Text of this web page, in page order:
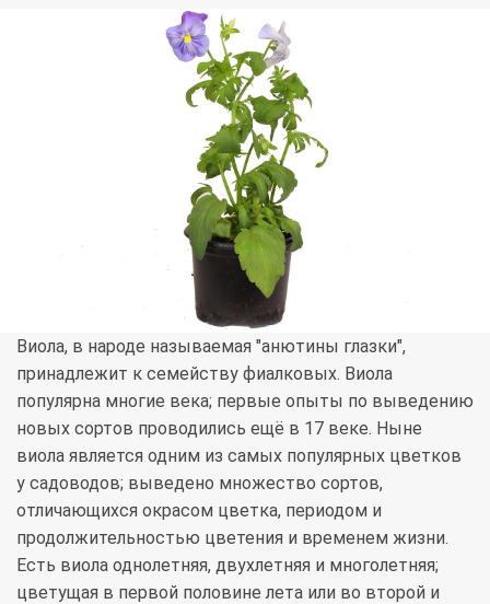
Виола, в народе называемая "анютины глазки",
принадлежит к семейству фиалковых. Виола
популярна многие века; первые опыты по выведению
новых сортов проводились ещё в 17 веке. Ныне
виола является одним из самых популярных цветков
у садоводов; выведено множество сортов,
отличающихся окрасом цветка, периодом и
продолжительностью цветения и временем жизни.
Есть виола однолетняя, двухлетняя и многолетняя;
цветущая в первой половине лета или во второй и